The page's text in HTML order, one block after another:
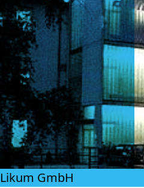
Likum GmbH